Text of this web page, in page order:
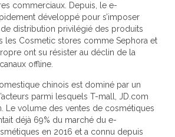
commerciaux. Depuis, le e-
développé pour s’imposer
distribution privilégié des produits
les Cosmetic stores comme Sephora et
ont su résister au déclin de la
offline.
chinois est dominé par un
parmi lesquels T-mall, JD.com
Le volume des ventes de cosmétiques
déjà 69% du marché du e-
en 2016 et a connu depuis